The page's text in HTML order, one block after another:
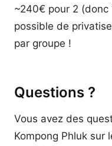
~240€ pour 2 (donc
possible de
par groupe !
Questions ?
Vous avez des
Kompong Phluk sur